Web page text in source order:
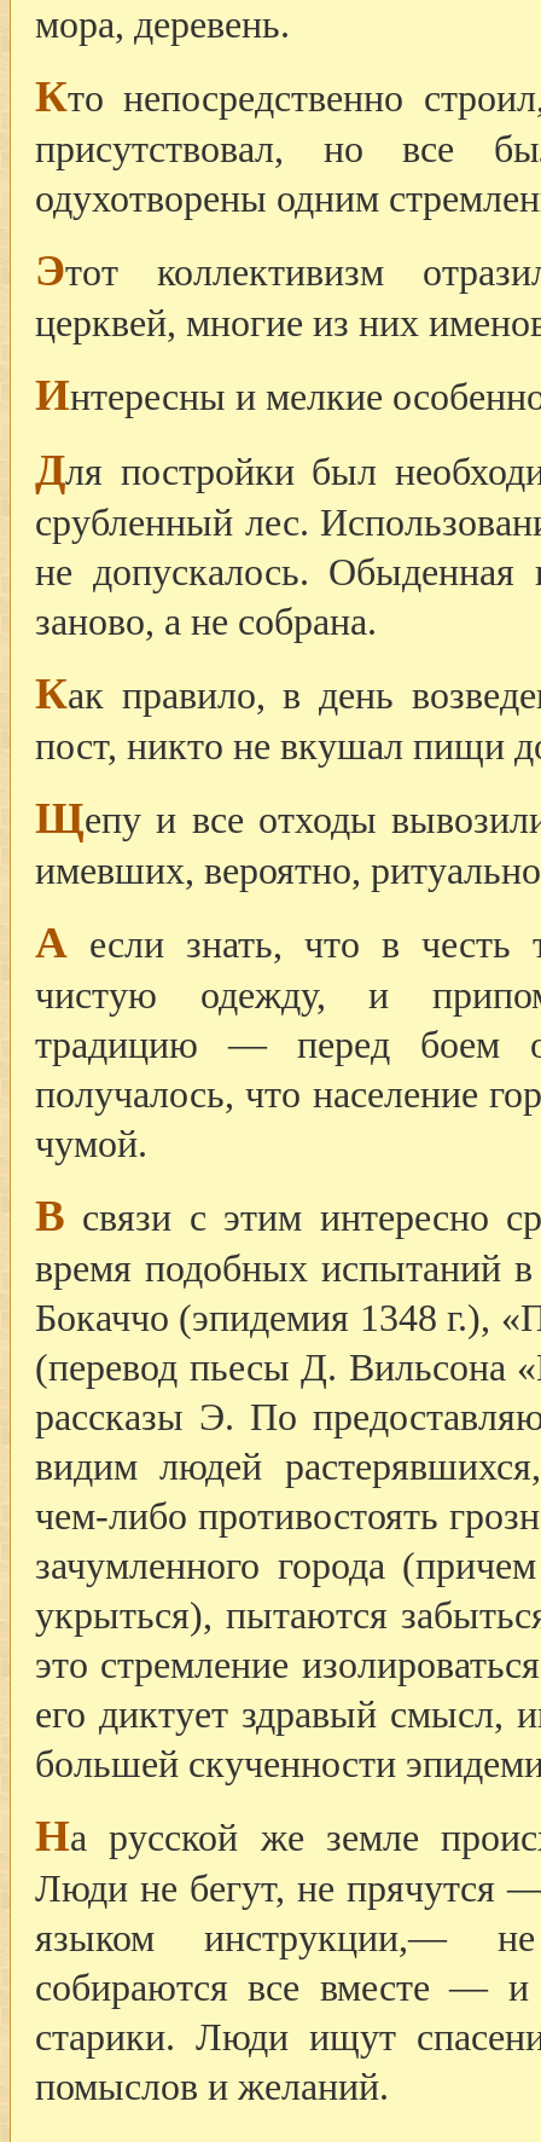
мора, деревень.
Кто непосредственно
присутствовал, но все
одухотворены одним
Этот коллективизм
церквей, многие из них
Интересны и мелкие
Для постройки был
срубленный лес.
не допускалось. Обыденная
заново, а не собрана.
Как правило, в день
пост, никто не вкушал пищи
Щепу и все отходы
имевших, вероятно,
А если знать, что в честь
чистую одежду, и
традицию — перед боем
получалось, что население
чумой.
В связи с этим интересно
время подобных испытаний
Бокаччо (эпидемия 1348 г.),
(перевод пьесы Д. Вильсона
рассказы Э. По
видим людей
чем-либо противостоять
зачумленного города
укрыться), пытаются
это стремление
его диктует здравый смысл,
большей скученности
На русской же земле
Люди не бегут, не прячутся
языком инструкции,—
собираются все вместе — и
старики. Люди ищут
помыслов и желаний.